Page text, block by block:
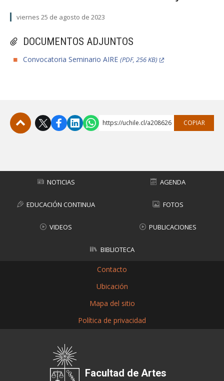
DOCUMENTOS ADJUNTOS
Convocatoria Seminario AIRE (PDF, 256 KB)
viernes 25 de agosto de 2023
https://uchile.cl/a208626 COPIAR
NOTICIAS AGENDA
EDUCACIÓN CONTINUA FOTOS
VIDEOS PUBLICACIONES
BIBLIOTECA
Contacto
Ubicación
Mapa del sitio
Política de privacidad
Facultad de Artes